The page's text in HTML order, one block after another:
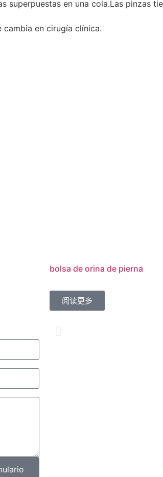
en una cola.Las pinzas
en cirugía clínica.
bolsa de orina de pierna
阅读更多
M.Martin
Este es nuestro